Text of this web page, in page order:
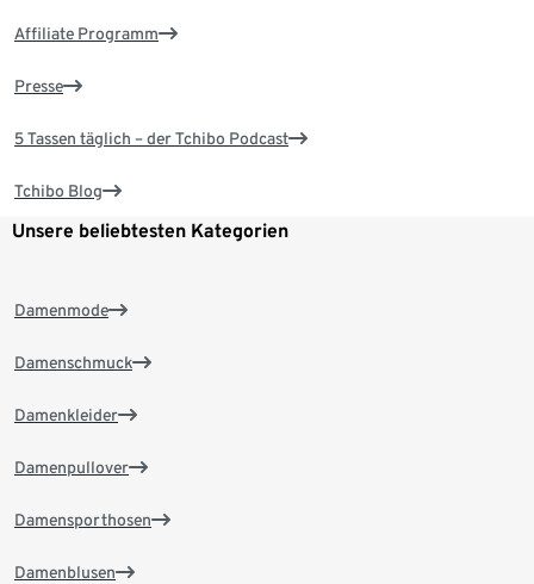
Affiliate Programm
Presse
5 Tassen täglich – der Tchibo Podcast
Tchibo Blog
Unsere beliebtesten Kategorien
Damenmode
Damenschmuck
Damenkleider
Damenpullover
Damensporthosen
Damenblusen